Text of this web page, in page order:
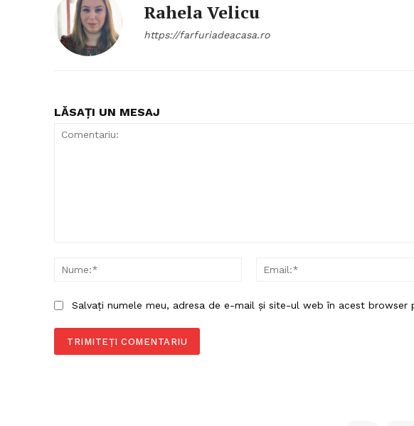
Rahela Velicu
https://farfuriadeacasa.ro
LĂSAȚI UN MESAJ
Nume:*
Salvați numele meu, adresa de e-mail și site-ul web în acest browser